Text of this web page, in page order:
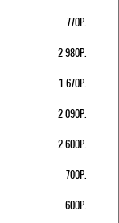
770Р.
2 980Р.
1 670Р.
2 090Р.
2 600Р.
700Р.
600Р.